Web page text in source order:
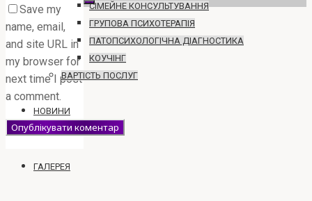
СІМЕЙНЕ КОНСУЛЬТУВАННЯ
ГРУПОВА ПСИХОТЕРАПІЯ
ПАТОПСИХОЛОГІЧНА ДІАГНОСТИКА
КОУЧІНГ
ВАРТІСТЬ ПОСЛУГ
НОВИНИ
ГАЛЕРЕЯ
Save my
name, email,
and site URL in
my browser for
next time I post
a comment.